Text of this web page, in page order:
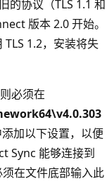
的协议（TLS 1.1 和
版本 2.0 开始。
TLS 1.2，安装将失
必须在
加以下设置，以便
Sync 能够连接到
在文件底部输入此